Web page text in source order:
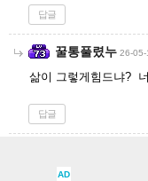
답글
꿀통풀렸누 26-
삶이 그렇게힘드냐?
답글
안 보여주면 님처럼
AD